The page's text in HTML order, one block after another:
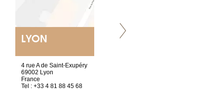
LYON
4 rue A de Saint-Exupéry
69002 Lyon
France
Tel : +33 4 81 88 45 68